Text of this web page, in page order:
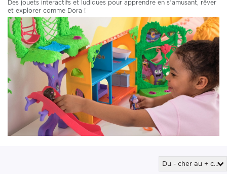
Des jouets interactifs et ludiques pour apprendre en s’amusant, rêver
et explorer comme Dora !
Du - cher au + cher